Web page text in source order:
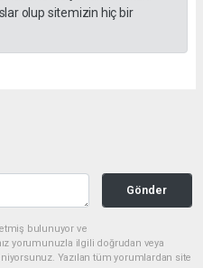
olup sitemizin hiç bir
Gönder
bulunuyor ve
yorumunuzla ilgili doğrudan veya
Yazılan tüm yorumlardan site